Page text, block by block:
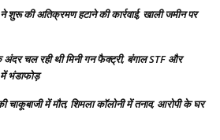
ने शुरू की अतिक्रमण हटाने की कार्रवाई, खाली जमीन पर
अंदर चल रही थी मिनी गन फैक्ट्री, बंगाल STF और
भंडाफोड़
चाकूबाजी में मौत, शिमला कॉलोनी में तनाव, आरोपी के घर